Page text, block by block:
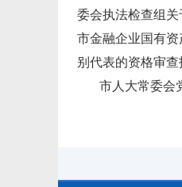
委会执法检查组
市金融企业国有
别代表的资格审
市人大常委会